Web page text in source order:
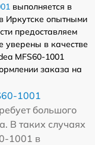
выполняется в
Иркутске опытными
предоставляем
в качестве
MFS60-1001
заказа на
1001
большого
В таких случаях
1001 в